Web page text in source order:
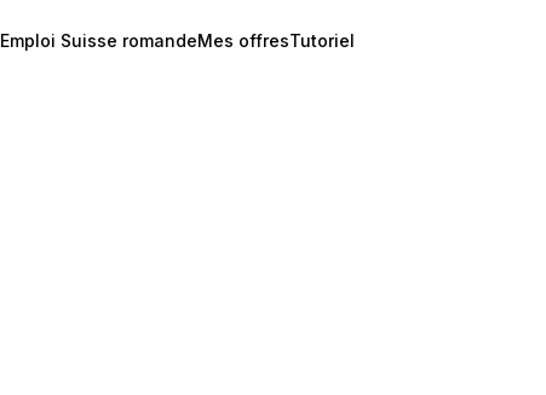
Emploi Suisse romandeMes offresTutoriel